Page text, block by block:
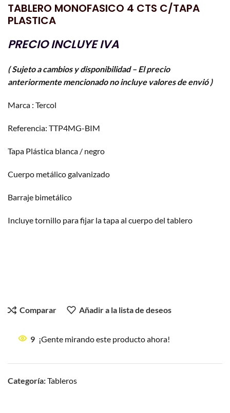
TABLERO MONOFASICO 4 CTS C/TAPA
PLASTICA
PRECIO INCLUYE IVA
( Sujeto a cambios y disponibilidad – El precio
anteriormente mencionado no incluye valores de envió )
Marca : Tercol
Referencia: TTP4MG-BIM
Tapa Plástica blanca / negro
Cuerpo metálico galvanizado
Barraje bimetálico
Incluye tornillo para fijar la tapa al cuerpo del tablero
Comparar Añadir a la lista de deseos
9 ¡Gente mirando este producto ahora!
Categoría:Tableros